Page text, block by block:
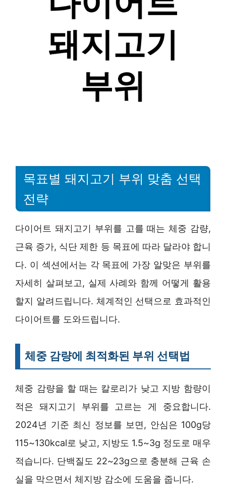
목표별 돼지고기 부위 맞춤 선택
전략
다이어트 돼지고기 부위를 고를 때는 체중 감량,
근육 증가, 식단 제한 등 목표에 따라 달라야 합니
다. 이 섹션에서는 각 목표에 가장 알맞은 부위를
자세히 살펴보고, 실제 사례와 함께 어떻게 활용
할지 알려드립니다. 체계적인 선택으로 효과적인
다이어트를 도와드립니다.
체중 감량에 최적화된 부위 선택법
체중 감량을 할 때는 칼로리가 낮고 지방 함량이
적은 돼지고기 부위를 고르는 게 중요합니다.
2024년 기준 최신 정보를 보면, 안심은 100g당
115~130kcal로 낮고, 지방도 1.5~3g 정도로 매우
적습니다. 단백질도 22~23g으로 충분해 근육 손
실을 막으면서 체지방 감소에 도움을 줍니다.